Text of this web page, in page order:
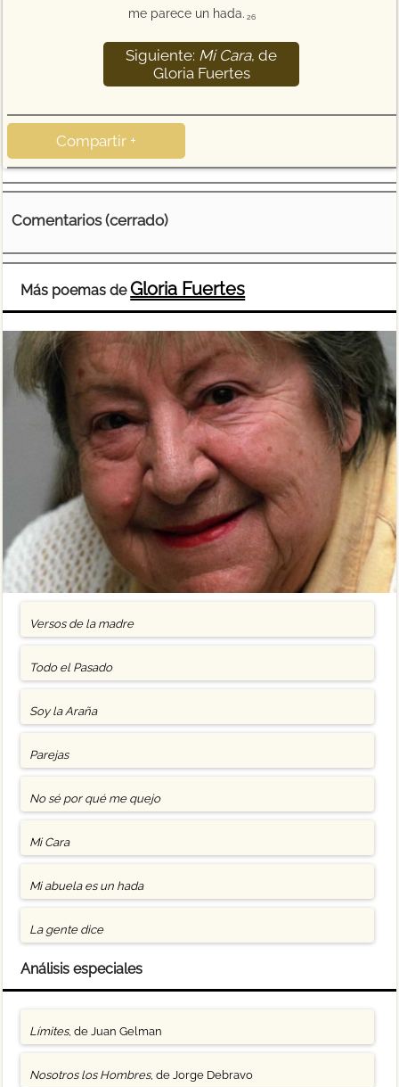
me parece un hada. 26
Siguiente: Mi Cara, de
Gloria Fuertes
Compartir +
Comentarios (cerrado)
Más poemas deGloria Fuertes
Versos de la madre
Todo el Pasado
Soy la Araña
Parejas
No sé por qué me quejo
Mi Cara
Mi abuela es un hada
La gente dice
Análisis especiales
Límites, de Juan Gelman
Nosotros los Hombres, de Jorge Debravo